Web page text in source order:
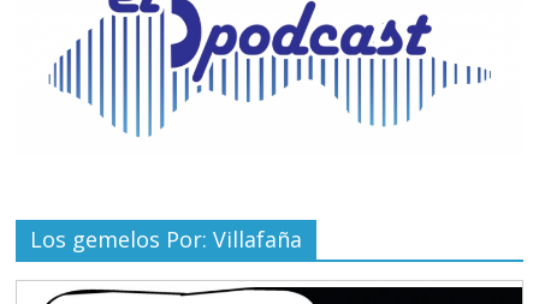
Los gemelos Por: Villafaña